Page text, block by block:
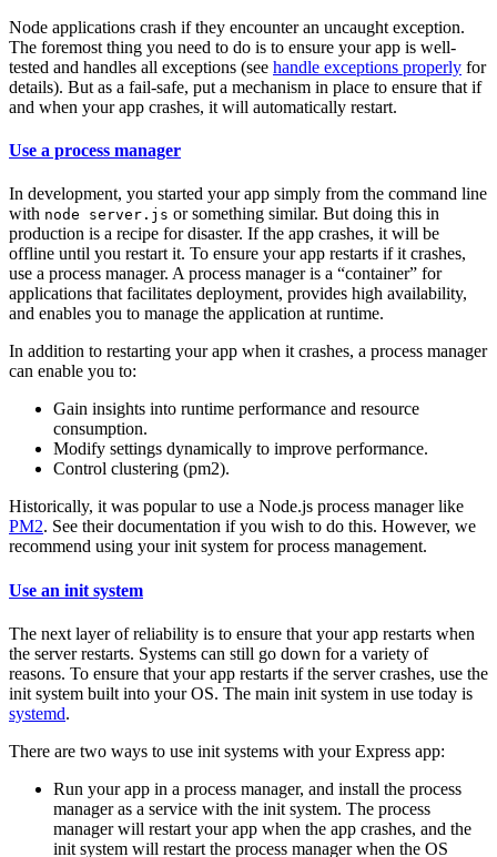
Node applications crash if they encounter an uncaught exception.
The foremost thing you need to do is to ensure your app is well-
tested and handles all exceptions (see handle exceptions properly for
details). But as a fail-safe, put a mechanism in place to ensure that if
and when your app crashes, it will automatically restart.
Use a process manager
In development, you started your app simply from the command line
with node server.js or something similar. But doing this in
production is a recipe for disaster. If the app crashes, it will be
offline until you restart it. To ensure your app restarts if it crashes,
use a process manager. A process manager is a “container” for
applications that facilitates deployment, provides high availability,
and enables you to manage the application at runtime.
In addition to restarting your app when it crashes, a process manager
can enable you to:
Gain insights into runtime performance and resource
consumption.
Modify settings dynamically to improve performance.
Control clustering (pm2).
Historically, it was popular to use a Node.js process manager like
PM2. See their documentation if you wish to do this. However, we
recommend using your init system for process management.
Use an init system
The next layer of reliability is to ensure that your app restarts when
the server restarts. Systems can still go down for a variety of
reasons. To ensure that your app restarts if the server crashes, use the
init system built into your OS. The main init system in use today is
systemd.
There are two ways to use init systems with your Express app:
Run your app in a process manager, and install the process
manager as a service with the init system. The process
manager will restart your app when the app crashes, and the
init system will restart the process manager when the OS